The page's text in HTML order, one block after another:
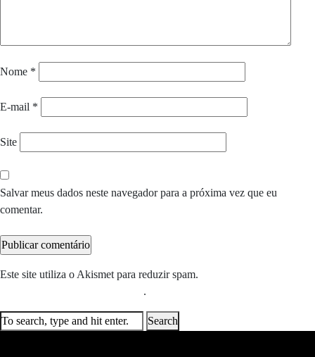
Nome *
E-mail *
Site
Salvar meus dados neste navegador para a próxima vez que eu
comentar.
Este site utiliza o Akismet para reduzir spam.
.
Search